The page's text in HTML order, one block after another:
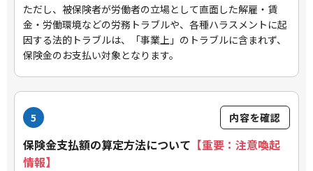
ただし、被保険者が労働者の立場として直面した解雇・賃
金・労働環境などの労務トラブルや、各種ハラスメントに起
因する法的トラブルは、「事業上」のトラブルに含まれず、
保険金のお支払い対象となります。
5 内容を確認
保険金支払額の算定方法について 【重要：注意喚起
情報】